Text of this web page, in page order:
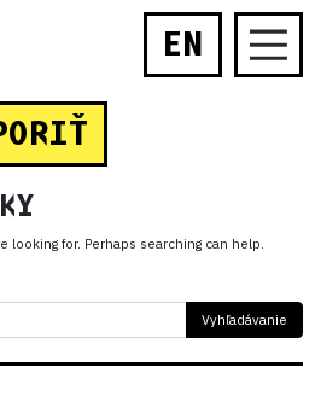
EN
looking for. Perhaps searching can help.